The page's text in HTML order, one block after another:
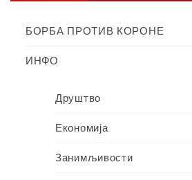
БОРБА ПРОТИВ КОРОНЕ
ИНФО
Друштво
Економија
Занимљивости